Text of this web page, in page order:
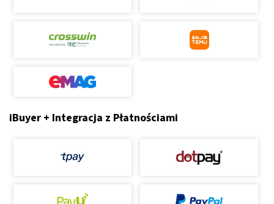
iBuyer + Integracja z Płatnościami